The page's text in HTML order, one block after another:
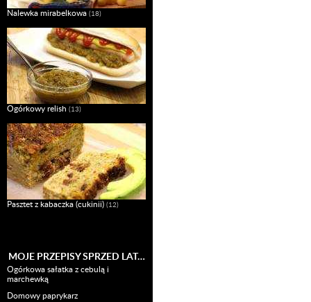
Nalewka mirabelkowa (18)
Ogórkowy relish (13)
Pasztet z kabaczka (cukinii) (12)
MOJE PRZEPISY SPRZED LAT…
Ogórkowa sałatka z cebulą i
marchewką
Domowy paprykarz